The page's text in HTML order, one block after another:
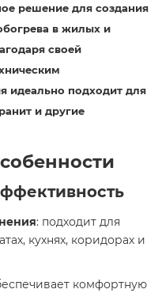
решение для создания
в жилых и
своей
идеально подходит для
и другие
: подходит для
кухнях, коридорах и
комфортную